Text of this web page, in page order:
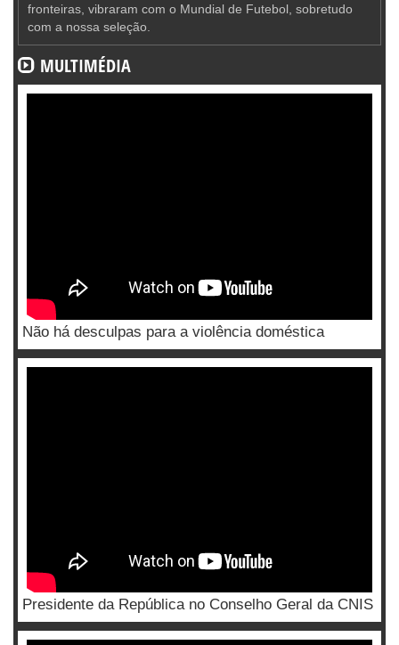
fronteiras, vibraram com o Mundial de Futebol, sobretudo
com a nossa seleção.
MULTIMÉDIA
Não há desculpas para a violência doméstica
Presidente da República no Conselho Geral da CNIS